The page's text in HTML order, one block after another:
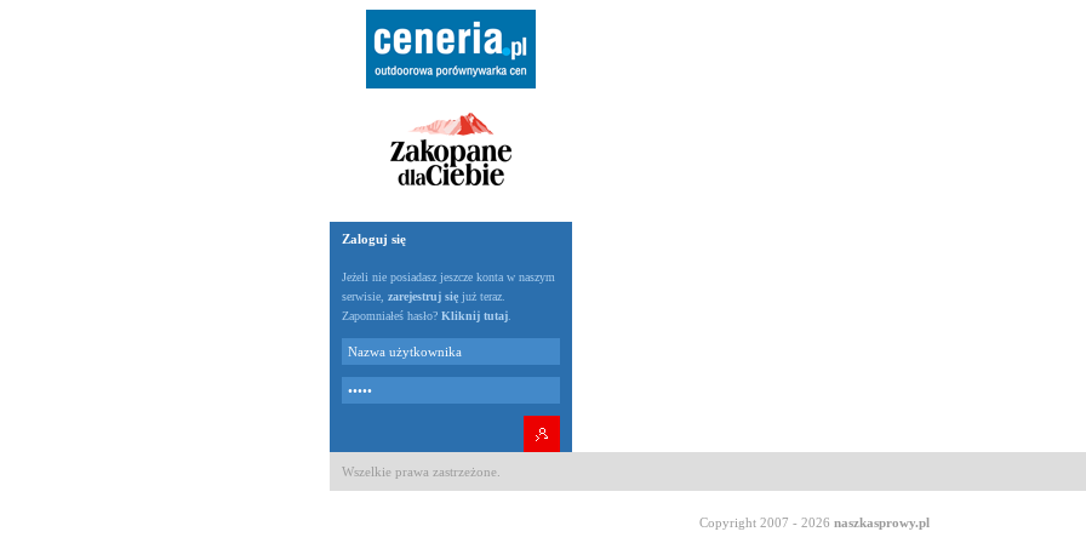
Zaloguj się
Jeżeli nie posiadasz jeszcze konta w naszym
serwisie, zarejestruj się już teraz.
Zapomniałeś hasło? Kliknij tutaj
Wszelkie prawa zastrzeżone.
Copyright 2007 - 2026 naszkasprowy.pl